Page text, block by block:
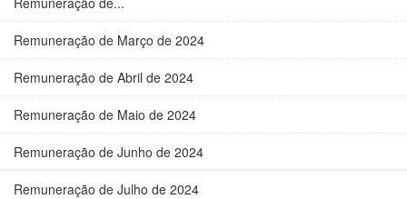
Remuneração de Março de 2024
Remuneração de Abril de 2024
Remuneração de Maio de 2024
Remuneração de Junho de 2024
Remuneração de Julho de 2024